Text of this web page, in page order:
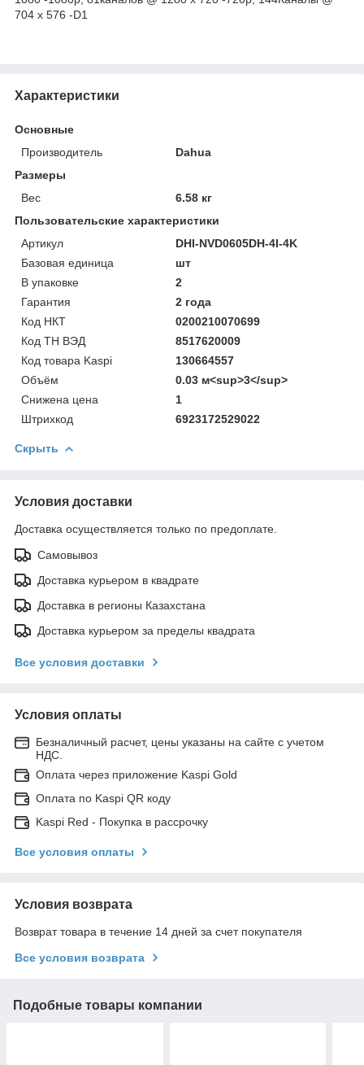
704 x 576 -D1
Характеристики
Основные
Производитель
Dahua
Размеры
Вес
6.58 кг
Пользовательские характеристики
Артикул
DHI-NVD0605DH-4I-4K
Базовая единица
шт
В упаковке
2
Гарантия
2 года
Код НКТ
0200210070699
Код ТН ВЭД
8517620009
Код товара Kaspi
130664557
Объём
0.03 м<sup>3</sup>
Снижена цена
1
Штрихкод
6923172529022
Скрыть
Условия доставки
Доставка осуществляется только по предоплате.
Самовывоз
Доставка курьером в квадрате
Доставка в регионы Казахстана
Доставка курьером за пределы квадрата
Все условия доставки
Условия оплаты
Безналичный расчет, цены указаны на сайте с учетом
НДС.
Оплата через приложение Kaspi Gold
Оплата по Kaspi QR коду
Kaspi Red - Покупка в рассрочку
Все условия оплаты
Условия возврата
Возврат товара в течение 14 дней за счет покупателя
Все условия возврата
Подобные товары компании